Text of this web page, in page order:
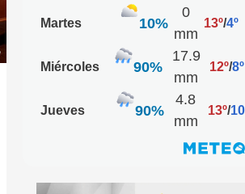
Martes 10%
0
mm
13º/4º
Miércoles 90%
17.9
mm
12º/8º
Jueves 90%
4.8
mm
13º/